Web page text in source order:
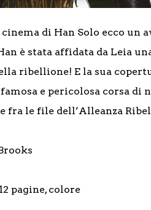
di Han Solo ecco un
è stata affidata da Leia
ribellione! E la sua
e pericolosa corsa di
fra le file dell’Alleanza
pagine, colore